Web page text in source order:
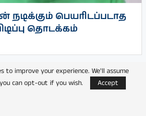
நடிக்கும் பெயரிடப்படாத
தொடக்கம்
to improve your experience. We'll assume
can opt-out if you wish.
Accept